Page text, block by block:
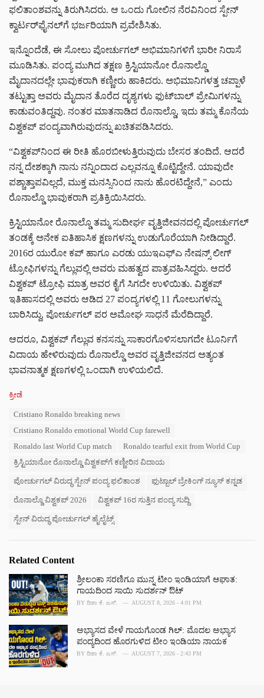
ಫಲಿತಾಂಶವನ್ನು ತಿರುಗಿಸಿದರು. ಆ ಒಂದು ಗೋಲಿನ ನೆರವಿನಿಂದ ಸ್ಪೇನ್
ಕ್ವಾರ್ಟರ್‌ಫೈನಲ್‌ಗೆ ಭರ್ಜರಿಯಾಗಿ ಪ್ರವೇಶಿಸಿತು.
ಇನ್ನೊಂದೆಡೆ, ಈ ಸೋಲು ಪೋರ್ಚುಗಲ್ ಅಭಿಮಾನಿಗಳಿಗೆ ಭಾರೀ ನಿರಾಸೆ
ಮೂಡಿಸಿತು. ಪಂದ್ಯ ಮುಗಿದ ತಕ್ಷಣ ಕ್ರಿಸ್ಟಿಯಾನೋ ರೊನಾಲ್ಡೊ
ಮೈದಾನದಲ್ಲೇ ಭಾವುಕರಾಗಿ ಕಣ್ಣೀರು ಹಾಕಿದರು. ಅಭಿಮಾನಿಗಳತ್ತ ಚಪ್ಪಾಳೆ
ತಟ್ಟುತ್ತಾ ಅವರು ಮೈದಾನ ತೊರೆದ ದೃಶ್ಯಗಳು ಫುಟ್‌ಬಾಲ್ ಪ್ರೇಮಿಗಳನ್ನು
ಕಾಡುವಂತಿದ್ದವು. ನಂತರ ಮಾತನಾಡಿದ ರೊನಾಲ್ಡೊ, ಇದು ತಮ್ಮ ಕೊನೆಯ
ವಿಶ್ವಕಪ್ ಪಂದ್ಯವಾಗಿರುವುದನ್ನು ಖಚಿತಪಡಿಸಿದರು.
“ವಿಶ್ವಕಪ್‌ನಿಂದ ಈ ರೀತಿ ಹೊರಬೀಳುತ್ತಿರುವುದು ಬೇಸರ ತಂದಿದೆ. ಆದರೆ
ನನ್ನ ದೇಶಕ್ಕಾಗಿ ನಾನು ನನ್ನಿಂದಾದ ಎಲ್ಲವನ್ನೂ ಕೊಟ್ಟಿದ್ದೇನೆ. ಯಾವುದೇ
ಪಶ್ಚಾತ್ತಾಪವಿಲ್ಲದೆ, ಮುಕ್ತ ಮನಸ್ಸಿನಿಂದ ನಾನು ಹೊರಟಿದ್ದೇನೆ,” ಎಂದು
ರೊನಾಲ್ಡೊ ಭಾವುಕರಾಗಿ ಪ್ರತಿಕ್ರಿಯಿಸಿದರು.
ಕ್ರಿಸ್ಟಿಯಾನೋ ರೊನಾಲ್ಡೊ ತಮ್ಮ ಸುದೀರ್ಘ ವೃತ್ತಿಜೀವನದಲ್ಲಿ ಪೋರ್ಚುಗಲ್
ತಂಡಕ್ಕೆ ಅನೇಕ ಐತಿಹಾಸಿಕ ಕ್ಷಣಗಳನ್ನು ಉಡುಗೊರೆಯಾಗಿ ನೀಡಿದ್ದಾರೆ.
2016ರ ಯುರೋ ಕಪ್ ಹಾಗೂ ಎರಡು ಯುಇಎಫ್ಎ ನೇಷನ್ಸ್ ಲೀಗ್
ಟ್ರೋಫಿಗಳನ್ನು ಗೆಲ್ಲುವಲ್ಲಿ ಅವರು ಮಹತ್ವದ ಪಾತ್ರವಹಿಸಿದ್ದರು. ಆದರೆ
ವಿಶ್ವಕಪ್ ಟ್ರೋಫಿ ಮಾತ್ರ ಅವರ ಕೈಗೆ ಸಿಗದೇ ಉಳಿಯಿತು. ವಿಶ್ವಕಪ್
ಇತಿಹಾಸದಲ್ಲಿ ಅವರು ಆಡಿದ 27 ಪಂದ್ಯಗಳಲ್ಲಿ 11 ಗೋಲುಗಳನ್ನು
ಬಾರಿಸಿದ್ದು, ಪೋರ್ಚುಗಲ್ ಪರ ಅಮೋಘ ಸಾಧನೆ ಮೆರೆದಿದ್ದಾರೆ.
ಆದರೂ, ವಿಶ್ವಕಪ್ ಗೆಲ್ಲುವ ಕನಸನ್ನು ಸಾಕಾರಗೊಳಿಸಲಾಗದೇ ಟೂರ್ನಿಗೆ
ವಿದಾಯ ಹೇಳಿರುವುದು ರೊನಾಲ್ಡೊ ಅವರ ವೃತ್ತಿಜೀವನದ ಅತ್ಯಂತ
ಭಾವನಾತ್ಮಕ ಕ್ಷಣಗಳಲ್ಲಿ ಒಂದಾಗಿ ಉಳಿಯಲಿದೆ.
C
ಕ್ರೀಡೆ
Cristiano Ronaldo breaking news
Cristiano Ronaldo emotional World Cup farewell
Ronaldo last World Cup match
Ronaldo tearful exit from World Cup
ಕ್ರಿಸ್ಟಿಯಾನೋ ರೊನಾಲ್ಡೊ ವಿಶ್ವಕಪ್‌ಗೆ ಕಣ್ಣೀರಿನ ವಿದಾಯ
ಪೋರ್ಚುಗಲ್ ವಿರುದ್ಧ ಸ್ಪೇನ್ ಪಂದ್ಯ ಫಲಿತಾಂಶ ಫುಟ್ಬಾಲ್ ಬ್ರೇಕಿಂಗ್ ನ್ಯೂಸ್ ಕನ್ನಡ
ರೊನಾಲ್ಡೊ ವಿಶ್ವಕಪ್ 2026 ವಿಶ್ವಕಪ್ 16ರ ಸುತ್ತಿನ ಪಂದ್ಯ ಸುದ್ದಿ
ಸ್ಪೇನ್ ವಿರುದ್ಧ ಪೋರ್ಚುಗಲ್ ಹೈಲೈಟ್ಸ್
Related Content
ಶ್ರೀಲಂಕಾ ಸರಣಿಗೂ ಮುನ್ನ ಟೀಂ ಇಂಡಿಯಾಗೆ ಆಘಾತ:
ಗಾಯದಿಂದ ಸಾಯಿ ಸುದರ್ಶನ್ ಔಟ್
BY ದಿಶಾ ಕೆ. ಎಸ್. AUGUST 8, 2026 - 4:01 PM
ಅಭ್ಯಾಸದ ವೇಳೆ ಗಾಯಗೊಂಡ ಗಿಲ್: ಮೊದಲ ಅಭ್ಯಾಸ
ಪಂದ್ಯದಿಂದ ಹೊರಗುಳಿದ ಟೀಂ ಇಂಡಿಯಾ ನಾಯಕ
BY ದಿಶಾ ಕೆ. ಎಸ್. AUGUST 7, 2026 - 2:43 PM